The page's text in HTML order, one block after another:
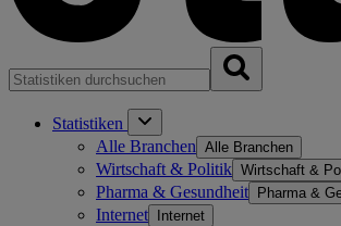
Statistiken
Alle Branchen Alle Branchen
Wirtschaft & Politik Wirtschaft &
Pharma & Gesundheit Pharma &
Internet Internet